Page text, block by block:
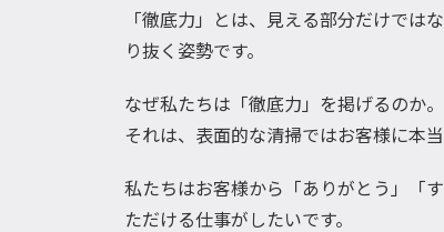
「徹底力」とは、見える部分だけでは
り抜く姿勢です。
なぜ私たちは「徹底力」を掲げるのか。
それは、表面的な清掃ではお客様に本
私たちはお客様から「ありがとう」「
ただける仕事がしたいです。